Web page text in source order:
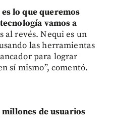
lo que queremos
vamos a
al revés. Nequi es un
las herramientas
para lograr
sí mismo”, comentó.
de usuarios